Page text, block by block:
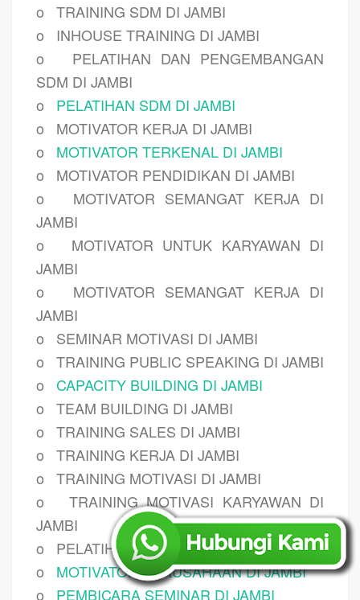
o
TRAINING SDM DI JAMBI
o
INHOUSE TRAINING DI JAMBI
o
PELATIHAN DAN PENGEMBANGAN
SDM DI JAMBI
o
PELATIHAN SDM DI JAMBI
o
MOTIVATOR KERJA DI JAMBI
o
MOTIVATOR TERKENAL DI JAMBI
o
MOTIVATOR PENDIDIKAN DI JAMBI
o
MOTIVATOR SEMANGAT KERJA DI
JAMBI
o
MOTIVATOR UNTUK KARYAWAN DI
JAMBI
o
MOTIVATOR SEMANGAT KERJA DI
JAMBI
o
SEMINAR MOTIVASI DI JAMBI
o
TRAINING PUBLIC SPEAKING DI JAMBI
o
CAPACITY BUILDING DI JAMBI
o
TEAM BUILDING DI JAMBI
o
TRAINING SALES DI JAMBI
o
TRAINING KERJA DI JAMBI
o
TRAINING MOTIVASI DI JAMBI
o
TRAINING MOTIVASI KARYAWAN DI
JAMBI
o
PELATIHAN LEADERSHIP DI JAMBI
o
MOTIVATOR PERUSAHAAN DI JAMBI
o
PEMBICARA SEMINAR DI JAMBI